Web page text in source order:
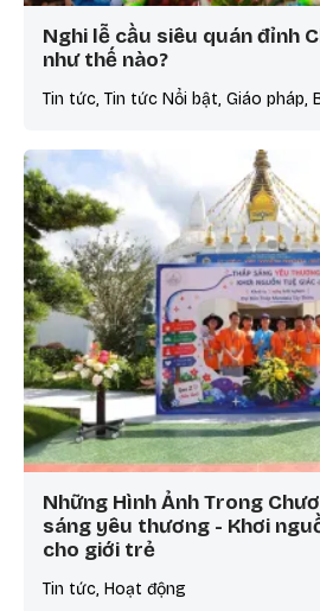
Nghi lễ cầu siêu quán đỉnh
như thế nào?
Tin tức, Tin tức Nổi bật, Giáo pháp,
Những Hình Ảnh Trong
sáng yêu thương - Khơi
cho giới trẻ
Tin tức, Hoạt động